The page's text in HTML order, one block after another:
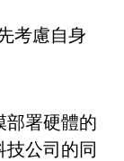
考慮自身
署硬體的
公司的同